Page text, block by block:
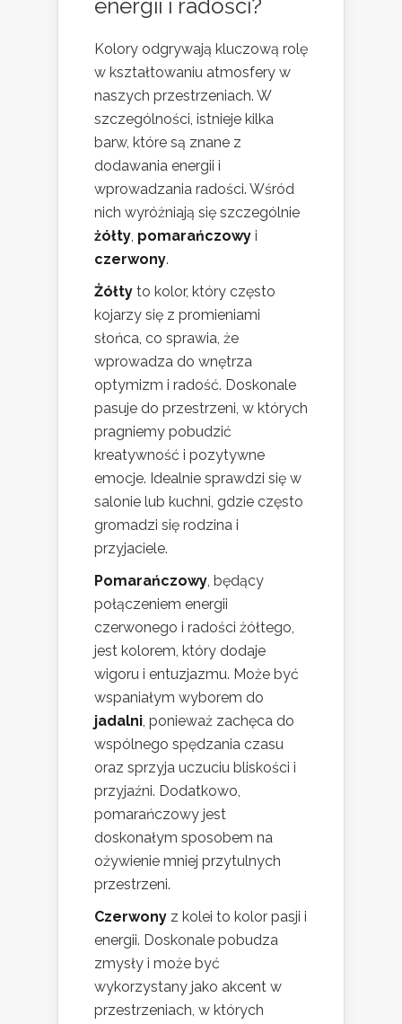
energii i radości?
Kolory odgrywają kluczową rolę
w kształtowaniu atmosfery w
naszych przestrzeniach. W
szczególności, istnieje kilka
barw, które są znane z
dodawania energii i
wprowadzania radości. Wśród
nich wyróżniają się szczególnie
żółty, pomarańczowy i
czerwony.
Żółty to kolor, który często
kojarzy się z promieniami
słońca, co sprawia, że
wprowadza do wnętrza
optymizm i radość. Doskonale
pasuje do przestrzeni, w których
pragniemy pobudzić
kreatywność i pozytywne
emocje. Idealnie sprawdzi się w
salonie lub kuchni, gdzie często
gromadzi się rodzina i
przyjaciele.
Pomarańczowy, będący
połączeniem energii
czerwonego i radości żółtego,
jest kolorem, który dodaje
wigoru i entuzjazmu. Może być
wspaniałym wyborem do
jadalni, ponieważ zachęca do
wspólnego spędzania czasu
oraz sprzyja uczuciu bliskości i
przyjaźni. Dodatkowo,
pomarańczowy jest
doskonałym sposobem na
ożywienie mniej przytulnych
przestrzeni.
Czerwony z kolei to kolor pasji i
energii. Doskonale pobudza
zmysły i może być
wykorzystany jako akcent w
przestrzeniach, w których